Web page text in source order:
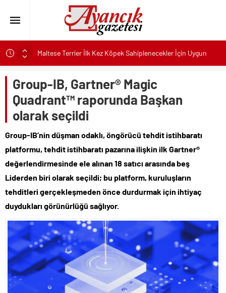
Maltese Terrier İlk Kez Köpek Sahiplenecekler İçin Uygun
Kapadokya Tatilinde Ne Giyilir?
Büyükakın’dan İzmit’in geleceğine yakın takip
Didim Belediyesi’nden Kent Genelinde Yol Bakım ve Onarım
Çalışması
Hastalıktan Ari İşletmelerde Yeni Model Ele Alındı
Kaykay Şampiyonasının Kalbi Osmangazi’de Attı
Didim Belediyesi Üretiyor, Didim Güzelleşiyor
Üsküdar’da Açık Hava Sinema Günleri Nostalji Dolu
Klasiklerle Devam Ediyor
Pnömatik Valf Sistemlerinde Verimli Kullanım İpuçları
Sinop’ta Denize Girilecek 3 Mükemmel Yer
Group-IB, Gartner® Magic
Quadrant™ raporunda Başkan
olarak seçildi
Group-IB’nin düşman odaklı, öngörücü tehdit istihbaratı
platformu, tehdit istihbaratı pazarına ilişkin ilk Gartner®
değerlendirmesinde ele alınan 18 satıcı arasında beş
Liderden biri olarak seçildi; bu platform, kuruluşların
tehditleri gerçekleşmeden önce durdurmak için ihtiyaç
duydukları görünürlüğü sağlıyor.